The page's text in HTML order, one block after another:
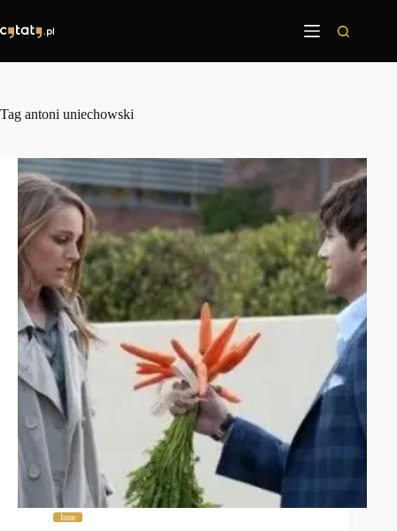
treści
Tag antoni uniechowski
Inne